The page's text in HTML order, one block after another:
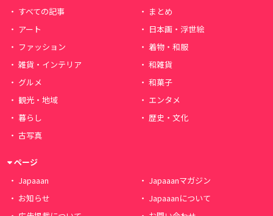
すべての記事
まとめ
アート
日本画・浮世絵
ファッション
着物・和服
雑貨・インテリア
和雑貨
グルメ
和菓子
観光・地域
エンタメ
暮らし
歴史・文化
古写真
ページ
Japaaan
Japaaanマガジン
お知らせ
Japaaanについて